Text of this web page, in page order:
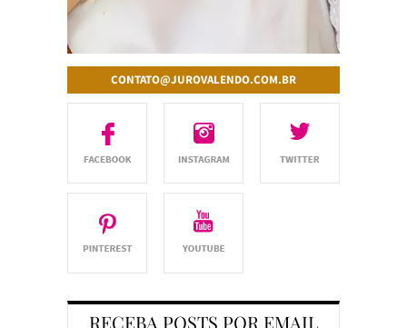
CONTATO@JUROVALENDO.COM.BR
RECEBA POSTS POR EMAIL